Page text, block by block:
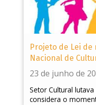
Projeto de Lei de
Nacional de
23 de junho de
Setor Cultural
considera o